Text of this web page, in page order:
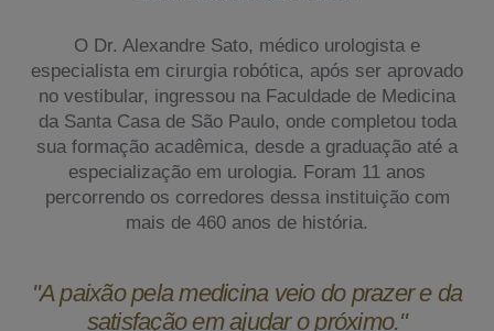
O Dr. Alexandre Sato, médico urologista e
especialista em cirurgia robótica, após ser aprovado
no vestibular, ingressou na Faculdade de Medicina
da Santa Casa de São Paulo, onde completou toda
sua formação acadêmica, desde a graduação até a
especialização em urologia. Foram 11 anos
percorrendo os corredores dessa instituição com
mais de 460 anos de história.
"A paixão pela medicina veio do prazer e da
satisfação em ajudar o próximo."